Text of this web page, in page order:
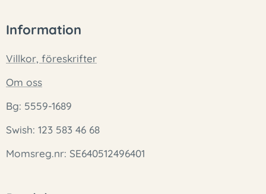
Information
Villkor, föreskrifter
Om oss
Bg: 5559-1689
Swish: 123 583 46 68
Momsreg.nr: SE640512496401